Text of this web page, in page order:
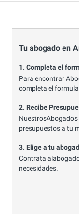
Tu abogado en
1. Completa el
Para encontrar
completa el
2. Recibe
NuestrosAbogados
presupuestos a tu
3. Elige a tu
Contrata
necesidades.